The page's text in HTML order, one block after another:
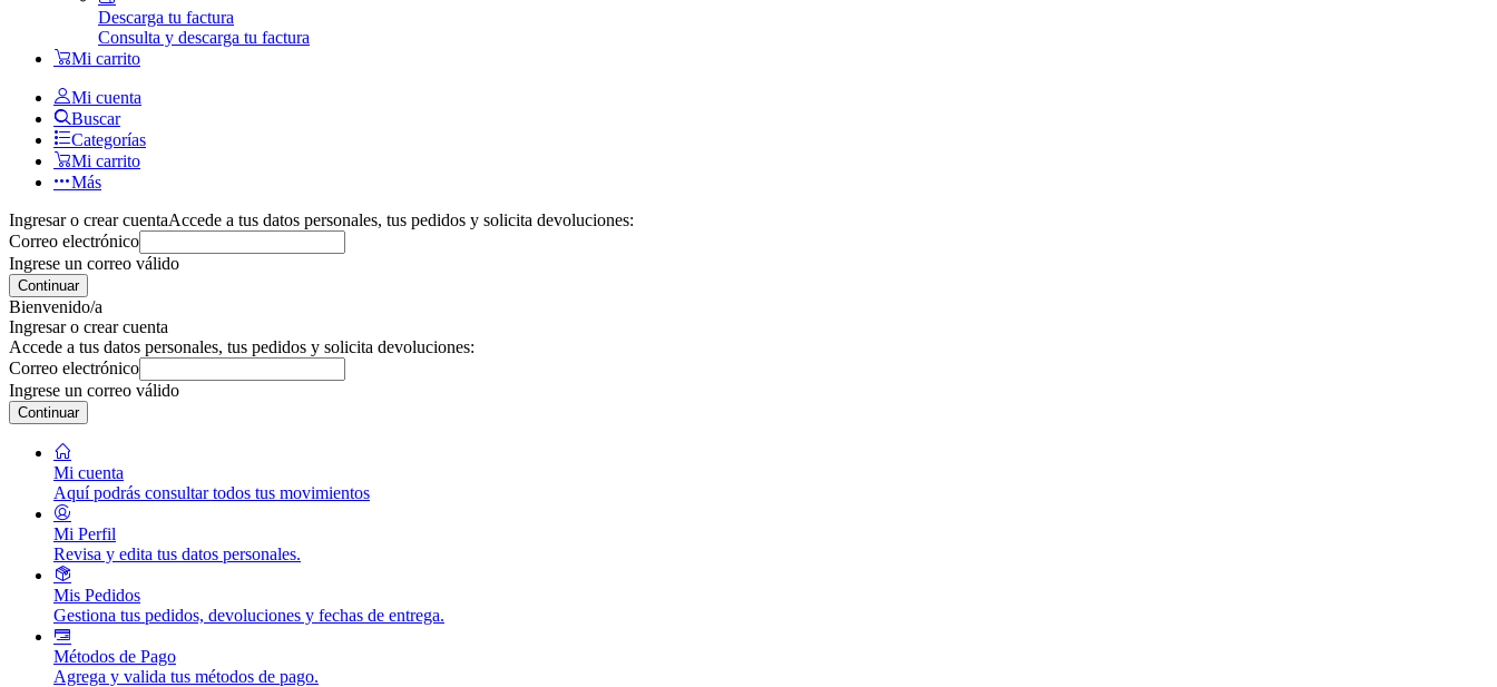
Descarga tu factura
Consulta y descarga tu factura
Mi carrito
Mi cuenta
Buscar
Categorías
Mi carrito
Más
Ingresar o crear cuentaAccede a tus datos personales, tus pedidos y solicita devoluciones:
Correo electrónico
Ingrese un correo válido
Continuar
Bienvenido/a
Ingresar o crear cuenta
Accede a tus datos personales, tus pedidos y solicita devoluciones:
Correo electrónico
Ingrese un correo válido
Continuar
Mi cuenta
Aquí podrás consultar todos tus movimientos
Mi Perfil
Revisa y edita tus datos personales.
Mis Pedidos
Gestiona tus pedidos, devoluciones y fechas de entrega.
Métodos de Pago
Agrega y valida tus métodos de pago.